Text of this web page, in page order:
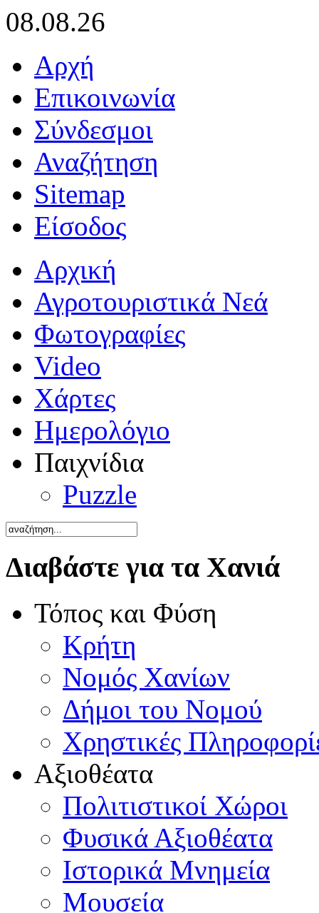
08.08.26
Αρχή
Επικοινωνία
Σύνδεσμοι
Αναζήτηση
Sitemap
Είσοδος
Αρχική
Αγροτουριστικά Νεά
Φωτογραφίες
Video
Χάρτες
Ημερολόγιο
Παιχνίδια
Puzzle
Διαβάστε για τα Χανιά
Τόπος και Φύση
Κρήτη
Νομός Χανίων
Δήμοι του Νομού
Χρηστικές
Αξιοθέατα
Πολιτιστικοί Χώροι
Φυσικά Αξιοθέατα
Ιστορικά Μνημεία
Μουσεία